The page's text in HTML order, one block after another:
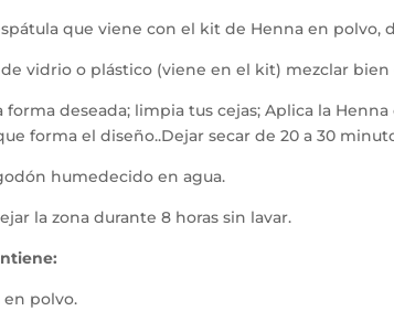
que viene con el kit de Henna en polvo,
vidrio o plástico (viene en el kit) mezclar
forma deseada; limpia tus cejas; Aplica la
forma el diseño..Dejar secar de 20 a 30
humedecido en agua.
la zona durante 8 horas sin lavar.
en polvo.